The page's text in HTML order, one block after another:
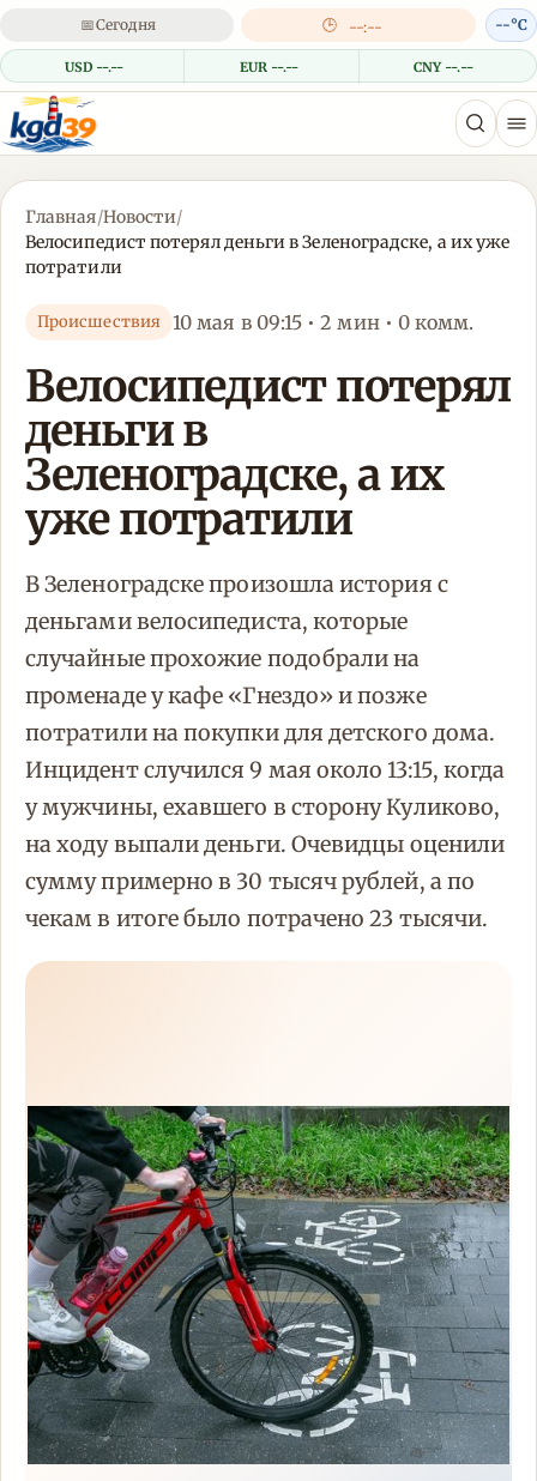
📅Сегодня 🕒 --:--
USD --.-- EUR --.-- CNY --.--
--°C
Главная/Новости/
Велосипедист потерял деньги в Зеленоградске, а их уже
потратили
Происшествия 10 мая в 09:15 • 2 мин • 0 комм.
Велосипедист потерял
деньги в
Зеленоградске, а их
уже потратили
В Зеленоградске произошла история с
деньгами велосипедиста, которые
случайные прохожие подобрали на
променаде у кафе «Гнездо» и позже
потратили на покупки для детского дома.
Инцидент случился 9 мая около 13:15, когда
у мужчины, ехавшего в сторону Куликово,
на ходу выпали деньги. Очевидцы оценили
сумму примерно в 30 тысяч рублей, а по
чекам в итоге было потрачено 23 тысячи.